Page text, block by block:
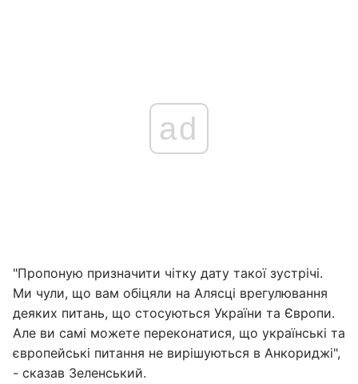
ad
"Пропоную призначити чітку дату такої зустрічі.
Ми чули, що вам обіцяли на Алясці врегулювання
деяких питань, що стосуються України та Європи.
Але ви самі можете переконатися, що українські та
європейські питання не вирішуються в Анкориджі",
- сказав Зеленський.